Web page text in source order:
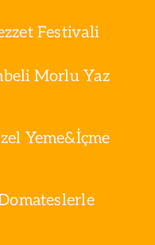
Festivali
Morlu Yaz
Yeme&İçme